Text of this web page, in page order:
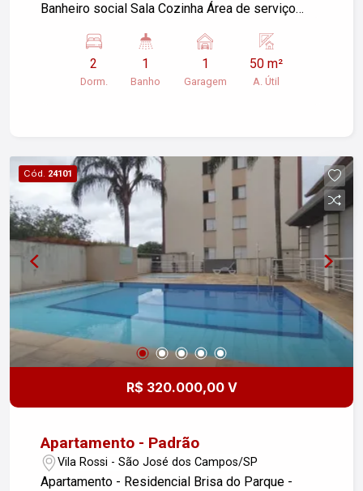
Banheiro social Sala Cozinha Área de serviço
bem iluminados e arejados) Condomínio com
salão de festas Churrasqueira Piscina Lazer
completo para toda a família Localização
avenidas e à Via Dutra Uma ótima opção para
quem busca conforto, lazer e praticidade no
Jardim Satélite! Agende uma visita e conheça
pessoalmente. Imobiliária Nova Freitas, seu
sonho começa aqui!
2
Dorm.
1
Banho
1
Garagem
50 m²
A. Útil
Cód. 24101
R$ 320.000,00 V
Apartamento - Padrão
Vila Rossi - São José dos Campos/SP
Apartamento - Residencial Brisa do Parque -